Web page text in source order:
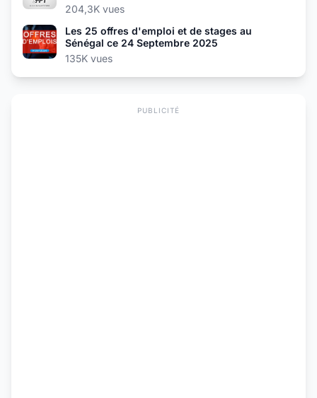
204,3K vues
Les 25 offres d'emploi et de stages au
Sénégal ce 24 Septembre 2025
135K vues
PUBLICITÉ